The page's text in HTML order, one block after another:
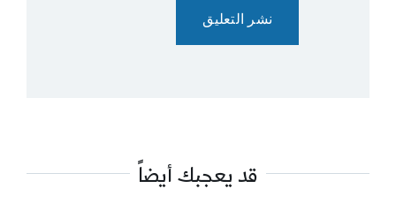
قد يعجبك أيضاً